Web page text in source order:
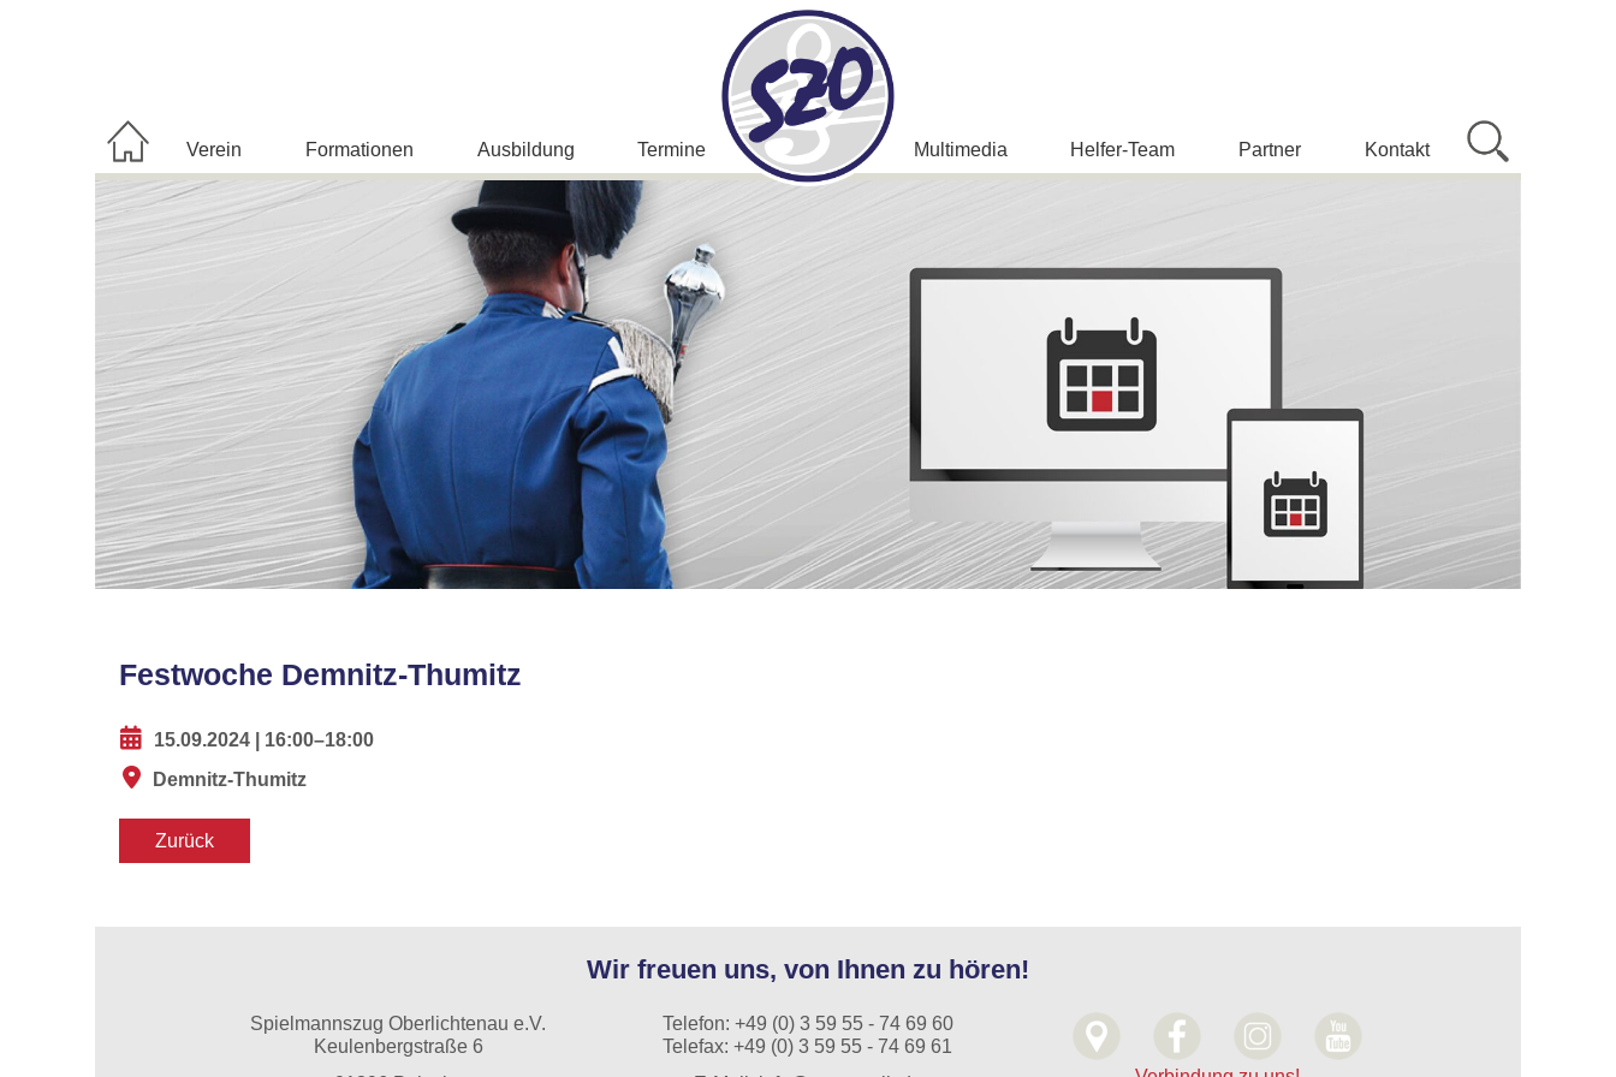
Navigation
überspringenVerein Formationen Ausbildung Termine Multimedia Helfer-Team Partner Kontakt
Festwoche Demnitz-Thumitz
15.09.2024 | 16:00–18:00
Demnitz-Thumitz
Zurück
Wir freuen uns, von Ihnen zu hören!
Spielmannszug Oberlichtenau e.V.
Keulenbergstraße 6
Telefon: +49 (0) 3 59 55 - 74 69 60
Telefax: +49 (0) 3 59 55 - 74 69 61